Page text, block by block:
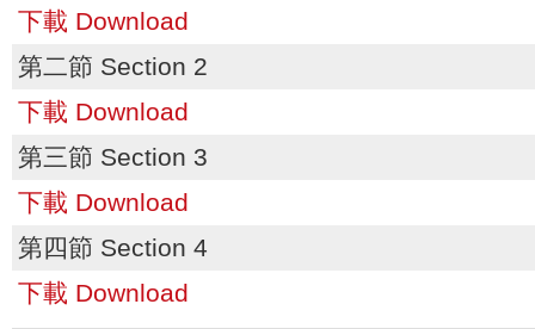
下載 Download
第二節 Section 2
下載 Download
第三節 Section 3
下載 Download
第四節 Section 4
下載 Download